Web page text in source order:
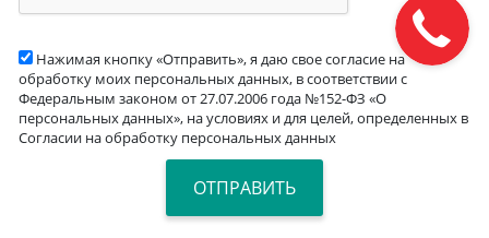
Нажимая кнопку «Отправить», я даю свое согласие на
обработку моих персональных данных, в соответствии с
Федеральным законом от 27.07.2006 года №152-ФЗ «О
персональных данных», на условиях и для целей, определенных в
Согласии на обработку персональных данных